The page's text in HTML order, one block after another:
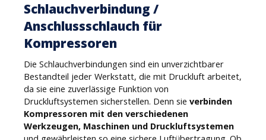
Schlauchverbindung /
Anschlussschlauch für
Kompressoren
Die Schlauchverbindungen sind ein unverzichtbarer
Bestandteil jeder Werkstatt, die mit Druckluft arbeitet,
da sie eine zuverlässige Funktion von
Druckluftsystemen sicherstellen. Denn sie verbinden
Kompressoren mit den verschiedenen
Werkzeugen, Maschinen und Druckluftsystemen